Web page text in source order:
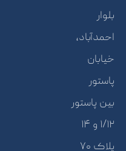
بلوار
احمدآباد،
خیابان
پاستور
بین پاستور
۱/۱۲ و ۱۴
پلاک ۷۰